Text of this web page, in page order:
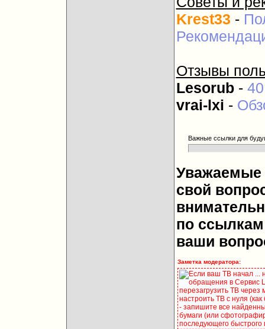
Krest33 -
Отзывы
Lesorub-
vrai-lxi -
Важные ссылки для
Уважаемые
свой
по ссылкам
ваши
Заметка модератора:
Если ваш ТВ начал ...
обращения в Сервис
перезагрузить ТВ
настроить ТВ с нуля
- запишите все
бумаги (или
последующего быстрого